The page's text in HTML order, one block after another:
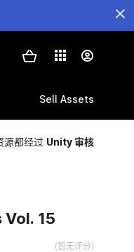
Sell Assets
源都经过 Unity 审核
15
(暂无评分)